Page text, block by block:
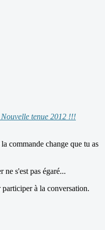
Nouvelle tenue 2012 !!!
commande change que tu as
ne s'est pas égaré...
participer à la conversation.